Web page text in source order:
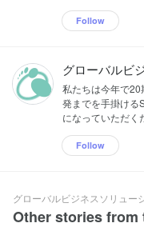
Follow
グローバルビ
私たちは今年で
発までを手掛ける
になっていただく
Follow
グローバルビジネスソリュー
Other stories